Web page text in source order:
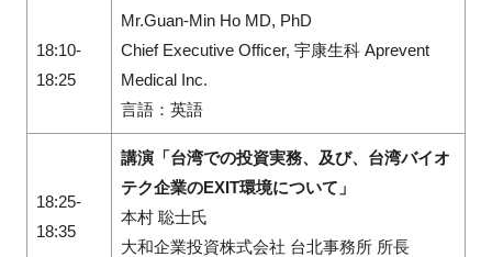
18:10-
18:25
Mr.Guan-Min Ho MD, PhD
Chief Executive Officer, 宇康生科 Aprevent
Medical Inc.
言語：英語
18:25-
18:35
講演「台湾での投資実務、及び、台湾バイオ
テク企業のEXIT環境について」
本村 聡士氏
大和企業投資株式会社 台北事務所 所長